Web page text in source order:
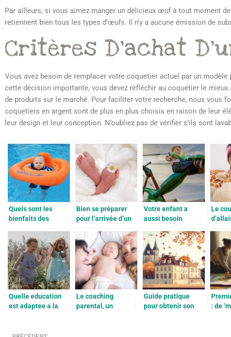
Par ailleurs, si vous aimez manger un délicieux œuf à tout moment
retiennent bien tous les types d’œufs. Il n’y a aucune émission de
Critères D’achat
Vous avez besoin de remplacer votre coquetier actuel par un
cette décision importante, vous devez réfléchir au coquetier le
de produits sur le marché. Pour faciliter votre recherche, nous vous
coquetiers en argent sont de plus en plus choisis en raison de leur
leur design et leur conception. N’oubliez pas de vérifier s’ils sont
Quels sont les
bienfaits des
nageur?
Bien se préparer
pour l’arrivée d’un
Votre enfant a
aussi besoin
jardin
Le
Quelle education
est adaptee a la
Le coaching
parental, un
Guide pratique
pour obtenir son
: de